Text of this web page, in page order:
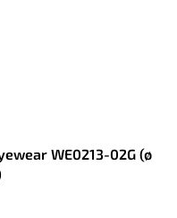
WE0213-02G (ø